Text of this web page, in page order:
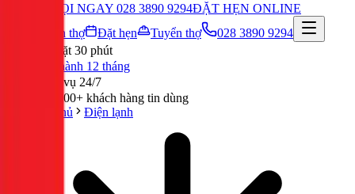
GỌI NGAY 028 3890 9294ĐẶT HẸN ONLINE
Tuyển thợ
Đặt hẹn Tuyển thợ
028 3890 9294
Có mặt 30 phút
Bảo hành 12 tháng
Phục vụ 24/7
300,000+ khách hàng tin dùng
Trang chủ
Điện lạnh